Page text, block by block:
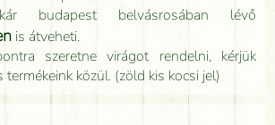
budapest belvásrosában lévő
is átveheti.
szeretne virágot rendelni, kérjük
közül. (zöld kis kocsi jel)